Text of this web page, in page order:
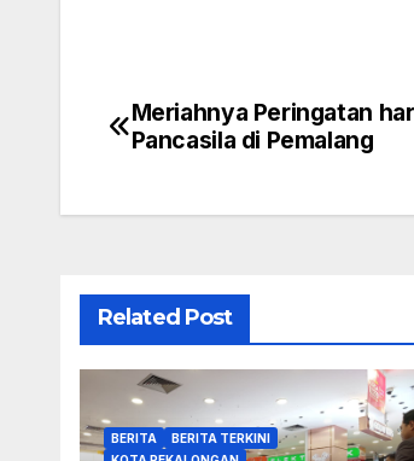
Navigasi
Meriahnya Peringatan
Pancasila di Pemalang
Related Post
BERITA
BERITA TERKINI